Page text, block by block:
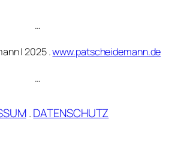
…
| 2025 .www.patscheidemann.de
…
.DATENSCHUTZ